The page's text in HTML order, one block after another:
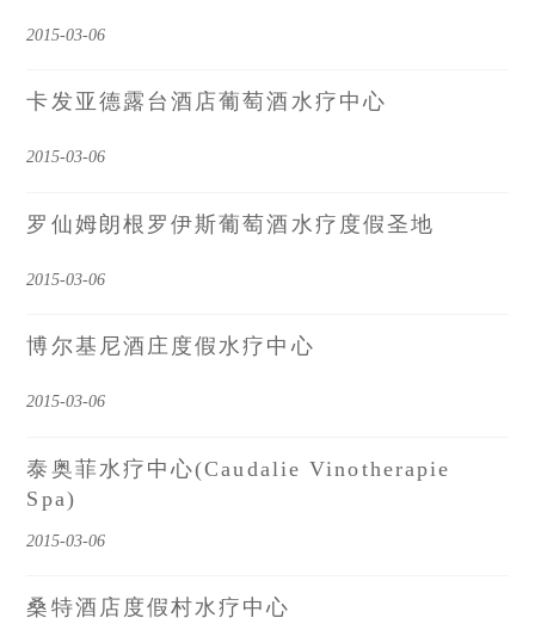
2015-03-06
卡发亚德露台酒店葡萄酒水疗中心
2015-03-06
罗仙姆朗根罗伊斯葡萄酒水疗度假圣地
2015-03-06
博尔基尼酒庄度假水疗中心
2015-03-06
泰奥菲水疗中心(Caudalie Vinotherapie
Spa)
2015-03-06
桑特酒店度假村水疗中心